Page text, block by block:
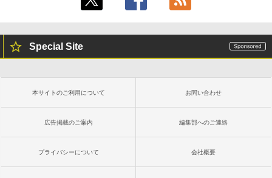
Special Site
本サイトのご利用について お問い合わせ
広告掲載のご案内 編集部へのご連絡
プライバシーについて 会社概要